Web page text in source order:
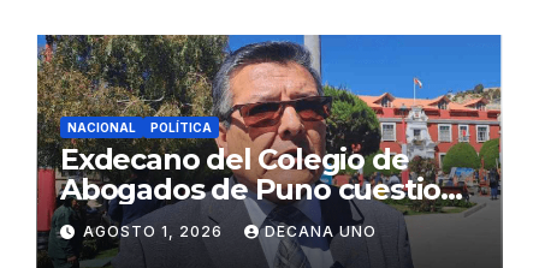
NACIONAL POLÍTICA
Exdecano del Colegio de
Abogados de Puno cuestiona
propuestas sobre seguridad
ciudadana
AGOSTO 1, 2026 DECANA UNO